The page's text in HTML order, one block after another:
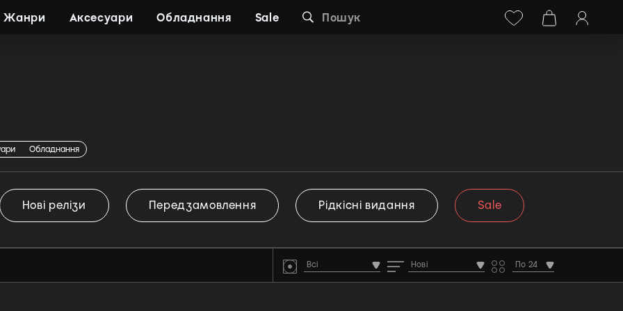
+38 (068) 778-40-38
Жанри Аксесуари Обладнання Sale Пошук
Обладнання
виконавець keith jarrett
Нові релізи Передзамовлення Рідкісні видання Sale
Всі Нові По 24